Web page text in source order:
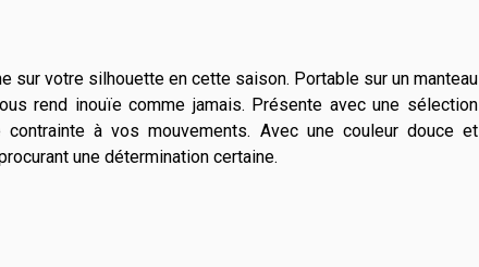
sur votre silhouette en cette saison. Portable sur un manteau
rend inouïe comme jamais. Présente avec une sélection
à vos mouvements. Avec une couleur douce et
une détermination certaine.